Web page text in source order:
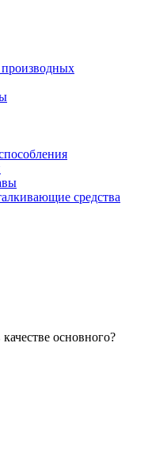
средства
основного?